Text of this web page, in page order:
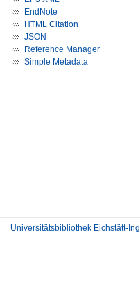
EndNote
HTML Citation
JSON
Reference Manager
Simple Metadata
Universitätsbibliothek Eichstätt-